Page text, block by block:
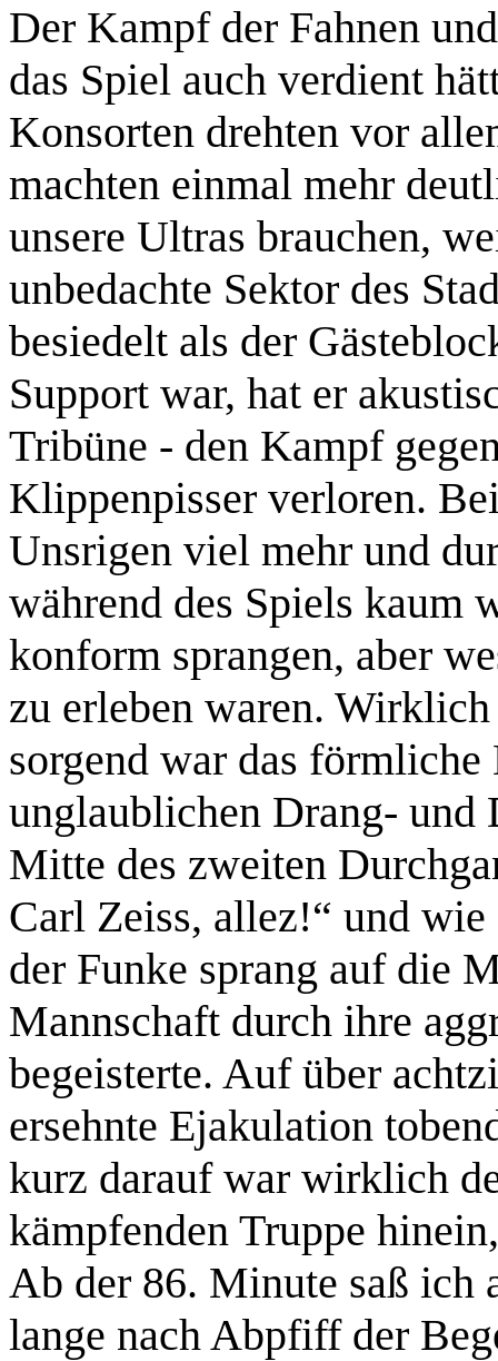
Der Kampf der Fahnen
das Spiel auch verdient
Konsorten drehten vor
machten einmal mehr
unsere Ultras brauchen,
unbedachte Sektor des
besiedelt als der
Support war, hat er
Tribüne - den Kampf
Klippenpisser verloren.
Unsrigen viel mehr und
während des Spiels kaum
konform sprangen, aber
zu erleben waren.
sorgend war das
unglaublichen Drang- und
Mitte des zweiten
Carl Zeiss, allez!“ und
der Funke sprang auf die
Mannschaft durch ihre
begeisterte. Auf über
ersehnte Ejakulation
kurz darauf war wirklich
kämpfenden Truppe
Ab der 86. Minute saß ich
lange nach Abpfiff der